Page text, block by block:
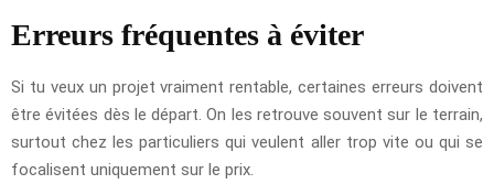
Erreurs fréquentes à éviter
Si tu veux un projet vraiment rentable, certaines erreurs doivent
être évitées dès le départ. On les retrouve souvent sur le terrain,
surtout chez les particuliers qui veulent aller trop vite ou qui se
focalisent uniquement sur le prix.